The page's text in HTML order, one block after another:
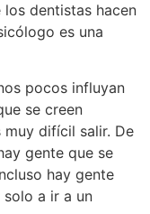
dentistas hacen
es una
pocos influyan
se creen
muy difícil salir. De
gente que se
hay gente
a ir a un